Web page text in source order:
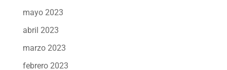
mayo 2023
abril 2023
marzo 2023
febrero 2023